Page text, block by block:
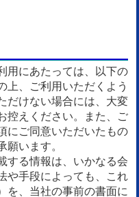
用にあたっては、以下の
上、ご利用いただくよう
だけない場合には、大変
控えください。また、ご
にご同意いただいたもの
願います。
する情報は、いかなる会
や手段によっても、これ
を、当社の事前の書面に